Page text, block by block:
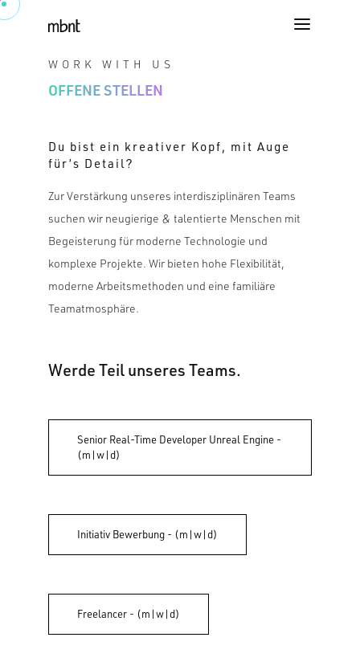
WORK WITH US
OFFENE STELLEN
Du bist ein kreativer Kopf, mit Auge
für’s Detail?
Zur Verstärkung unseres interdisziplinären Teams
suchen wir neugierige & talentierte Menschen mit
Begeisterung für moderne Technologie und
komplexe Projekte. Wir bieten hohe Flexibilität,
moderne Arbeitsmethoden und eine familiäre
Teamatmosphäre.
Werde Teil unseres Teams.
Senior Real-Time Developer Unreal Engine -
(m|w|d)
Initiativ Bewerbung - (m|w|d)
Freelancer - (m|w|d)